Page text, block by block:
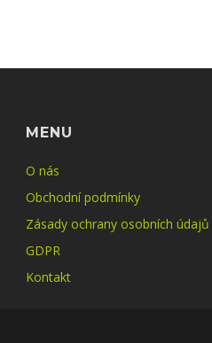
MENU
O nás
Obchodní podmínky
Zásady ochrany osobních údajů
GDPR
Kontakt